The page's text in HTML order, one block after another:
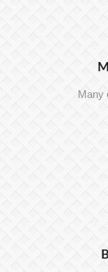
Many